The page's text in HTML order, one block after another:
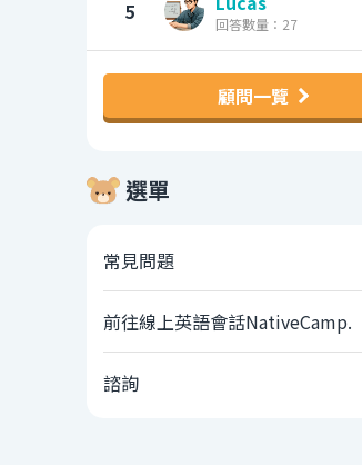
5 回答數量：27
顧問一覽
選單
常見問題
前往線上英語會話NativeCamp.
諮詢